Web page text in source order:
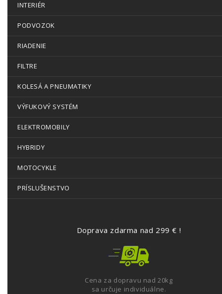
INTERIÉR
PODVOZOK
RIADENIE
FILTRE
KOLESÁ A PNEUMATIKY
VÝFUKOVÝ SYSTÉM
ELEKTROMOBILY
HYBRIDY
MOTOCYKLE
PRÍSLUŠENSTVO
Doprava zdarma nad 299 € !
Cena za dopravu nad 20kg
sa určuje individuálne.